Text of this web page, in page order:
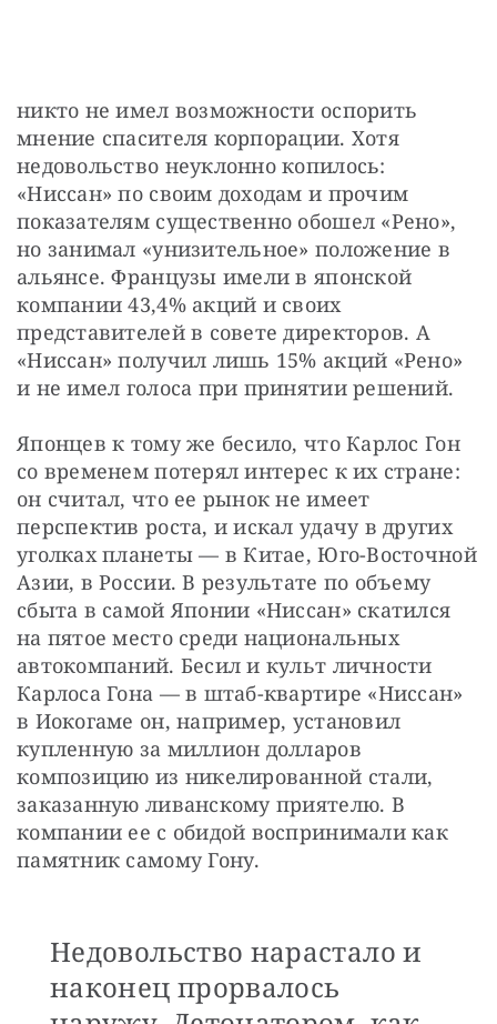
никто не имел возможности оспорить
мнение спасителя корпорации. Хотя
недовольство неуклонно копилось:
«Ниссан» по своим доходам и прочим
показателям существенно обошел «Рено»,
но занимал «унизительное» положение в
альянсе. Французы имели в японской
компании 43,4% акций и своих
представителей в совете директоров. А
«Ниссан» получил лишь 15% акций «Рено»
и не имел голоса при принятии решений.
Японцев к тому же бесило, что Карлос Гон
со временем потерял интерес к их стране:
он считал, что ее рынок не имеет
перспектив роста, и искал удачу в других
уголках планеты — в Китае, Юго-Восточной
Азии, в России. В результате по объему
сбыта в самой Японии «Ниссан» скатился
на пятое место среди национальных
автокомпаний. Бесил и культ личности
Карлоса Гона — в штаб-квартире «Ниссан»
в Иокогаме он, например, установил
купленную за миллион долларов
композицию из никелированной стали,
заказанную ливанскому приятелю. В
компании ее с обидой воспринимали как
памятник самому Гону.
Недовольство нарастало и
наконец прорвалось